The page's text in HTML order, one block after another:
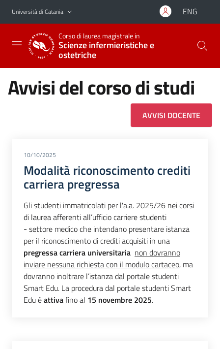
Vai al contenuto principale
Vai al menu di navigazione
Università di Catania ENG
Corso di laurea magistrale in
Scienze infermieristiche e
ostetriche
Avvisi del corso di studi
AVVISI DOCENTE
10/10/2025
Modalità riconoscimento crediti
carriera pregressa
Gli studenti immatricolati per l'a.a. 2025/26 nei corsi
di laurea afferenti all’ufficio carriere studenti
- settore medico che intendano presentare istanza
per il riconoscimento di crediti acquisiti in una
pregressa carriera universitaria non dovranno
inviare nessuna richiesta con il modulo cartaceo, ma
dovranno inoltrare l’istanza dal portale studenti
Smart Edu. La procedura dal portale studenti Smart
Edu èattivafino al 15 novembre 2025.